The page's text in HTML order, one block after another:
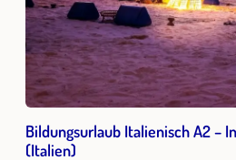
Bildungsurlaub Italienisch A2 –
(Italien)